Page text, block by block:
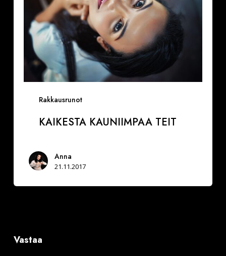
Rakkausrunot
KAIKESTA KAUNIIMPAA TEIT
Anna
21.11.2017
Vastaa